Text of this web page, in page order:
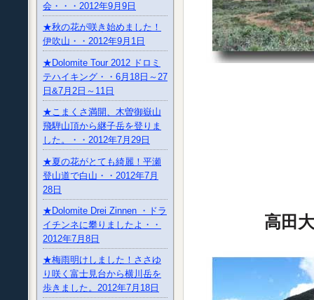
会・・・2012年9月9日
★秋の花が咲き始めました！
伊吹山・・2012年9月1日
★Dolomite Tour 2012 ドロミ
テハイキング・・6月18日～27
日&7月2日～11日
★こまくさ満開、木曽御嶽山
飛騨山頂から継子岳を登りま
した。・・2012年7月29日
★夏の花がとても綺麗！平瀬
登山道で白山・・2012年7月
28日
★Dolomite Drei Zinnen ・ドラ
イチンネに攀りましたよ・・
2012年7月8日
★梅雨明けしました！ささゆ
り咲く富士見台から横川岳を
歩きました。2012年7月18日
高田